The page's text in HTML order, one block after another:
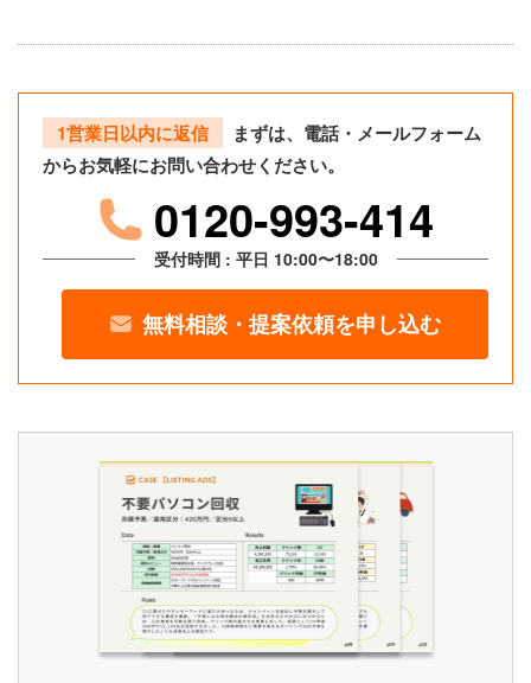
1営業日以内に返信
まずは、電話・メールフォーム
からお気軽にお問い合わせください。
0120-993-414
受付時間 : 平日 10:00〜18:00
無料相談・提案依頼を申し込む